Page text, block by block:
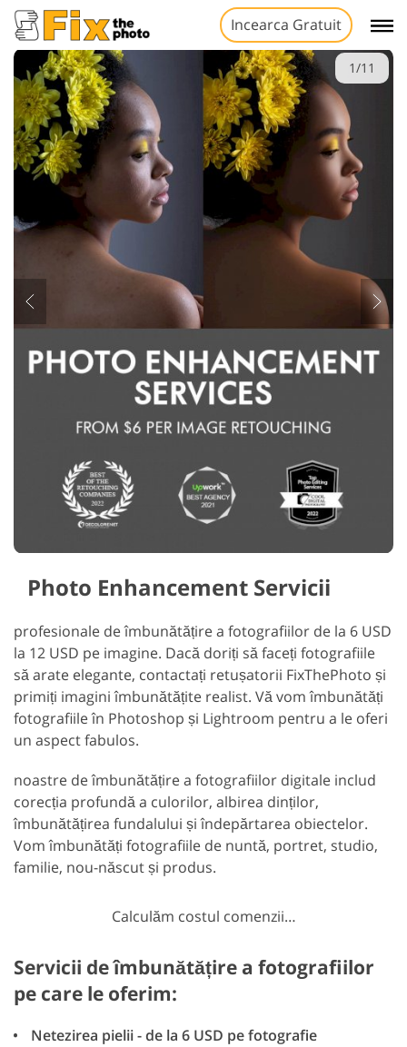
Incearca Gratuit
1/11
Photo Enhancement Servicii
profesionale de îmbunătățire a fotografiilor de la 6 USD
la 12 USD pe imagine. Dacă doriți să faceți fotografiile
să arate elegante, contactați retușatorii FixThePhoto și
primiți imagini îmbunătățite realist. Vă vom îmbunătăți
fotografiile în Photoshop și Lightroom pentru a le oferi
un aspect fabulos.
noastre de îmbunătățire a fotografiilor digitale includ
corecția profundă a culorilor, albirea dinților,
îmbunătățirea fundalului și îndepărtarea obiectelor.
Vom îmbunătăți fotografiile de nuntă, portret, studio,
familie, nou-născut și produs.
Calculăm costul comenzii…
Servicii de îmbunătățire a fotografiilor
pe care le oferim:
Netezirea pielii - de la 6 USD pe fotografie